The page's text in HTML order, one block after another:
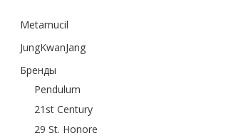
Metamucil
JungKwanJang
Бренды
Pendulum
21st Century
29 St. Honore